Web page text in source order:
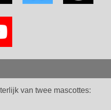
van twee mascottes: